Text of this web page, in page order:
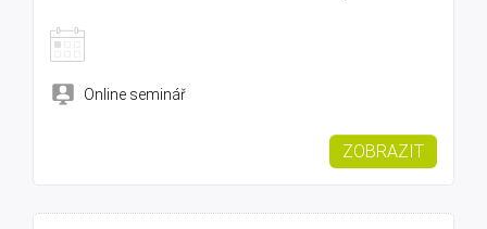
Online seminář
ZOBRAZIT